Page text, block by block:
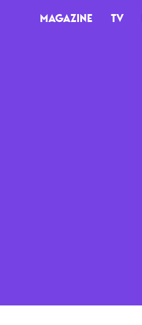
MAGAZINE TV